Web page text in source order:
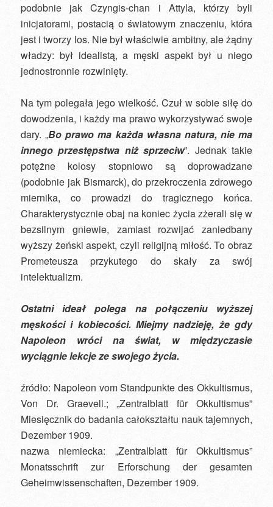
podobnie jak Czyngis-chan i Attyla, którzy byli
inicjatorami, postacią o światowym znaczeniu, która
jest i tworzy los. Nie był właściwie ambitny, ale żądny
władzy: był idealistą, a męski aspekt był u niego
jednostronnie rozwinięty.
Na tym polegała jego wielkość. Czuł w sobie siłę do
dowodzenia, i każdy ma prawo wykorzystywać swoje
dary. „Bo prawo ma każda własna natura, nie ma
innego przestępstwa niż sprzeciw”. Jednak takie
potężne kolosy stopniowo są doprowadzane
(podobnie jak Bismarck), do przekroczenia zdrowego
miernika, co prowadzi do tragicznego końca.
Charakterystycznie obaj na koniec życia zżerali się w
bezsilnym gniewie, zamiast rozwijać zaniedbany
wyższy żeński aspekt, czyli religijną miłość. To obraz
Prometeusza przykutego do skały za swój
intelektualizm.
Ostatni ideał polega na połączeniu wyższej
męskości i kobiecości. Miejmy nadzieję, że gdy
Napoleon wróci na świat, w międzyczasie
wyciągnie lekcje ze swojego życia.
źródło: Napoleon vom Standpunkte des Okkultismus,
Von Dr. Graevell.; „Zentralblatt für Okkultismus”
Miesięcznik do badania całokształtu nauk tajemnych,
Dezember 1909.
nazwa niemiecka: „Zentralblatt für Okkultismus”
Monatsschrift zur Erforschung der gesamten
Geheimwissenschaften, Dezember 1909.